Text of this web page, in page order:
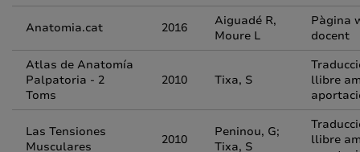
Anatomia.cat 2016
Aiguadé R,
Moure L
Pàgina
docent
Atlas de Anatomía
Palpatoria - 2
Toms
2010 Tixa, S
llibre
Las Tensiones
Musculares
2010
Peninou, G;
Tixa, S
llibre